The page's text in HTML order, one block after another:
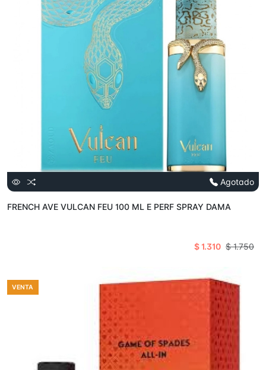
Agotado
FRENCH AVE VULCAN FEU 100 ML E PERF SPRAY DAMA
$ 1.310 $ 1.750
VENTA